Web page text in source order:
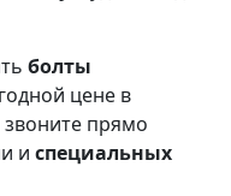
болты
цене в
звоните прямо
и специальных